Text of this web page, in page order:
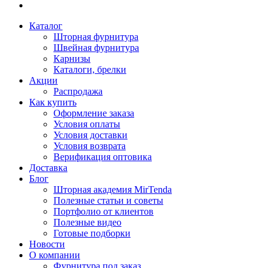
Каталог
Шторная фурнитура
Швейная фурнитура
Карнизы
Каталоги, брелки
Акции
Распродажа
Как купить
Оформление заказа
Условия оплаты
Условия доставки
Условия возврата
Верификация оптовика
Доставка
Блог
Шторная академия MirTenda
Полезные статьи и советы
Портфолио от клиентов
Полезные видео
Готовые подборки
Новости
О компании
Фурнитура под заказ